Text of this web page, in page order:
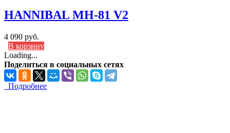
HANNIBAL MH-81 V2
4 090 руб.
В корзину
Loading...
Поделиться в социальных сетях
Подробнее